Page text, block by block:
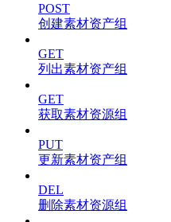
POST
创建素材资产组
GET
列出素材资产组
GET
获取素材资源组
PUT
更新素材资产组
DEL
删除素材资源组